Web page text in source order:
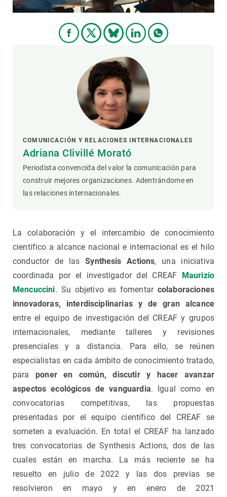
COMUNICACIÓN Y RELACIONES INTERNACIONALES
Adriana Clivillé Morató
Periodista convencida del valor la comunicación para
construir mejores organizaciones. Adentrándome en
las relaciones internacionales.
La colaboración y el intercambio de conocimiento
científico a alcance nacional e internacional es el hilo
conductor de lasSynthesis Actions, una iniciativa
coordinada por el investigador del CREAF
Maurizio
Mencuccini. Su objetivo es fomentarcolaboraciones
innovadoras, interdisciplinarias y de gran alcance
entre el equipo de investigación del CREAF y grupos
internacionales, mediante talleres y revisiones
presenciales y a distancia. Para ello, se reúnen
especialistas en cada ámbito de conocimiento tratado,
paraponer en común, discutir y hacer avanzar
aspectos ecológicos de vanguardia. Igual como en
convocatorias competitivas, las propuestas
presentadas por el equipo científico del CREAF se
someten a evaluación. En total el CREAF ha lanzado
tres convocatorias de Synthesis Actions, dos de las
cuales están en marcha. La más reciente se ha
resuelto en julio de 2022 y las dos previas se
resolvieron en mayo y en enero de 2021